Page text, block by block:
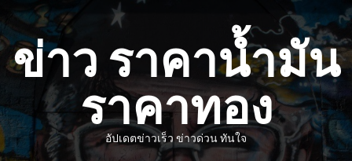
to
content
ข่าว ราคาน้ำมัน
ราคาทอง
อัปเดตข่าวเร็ว ข่าวด่วน ทันใจ